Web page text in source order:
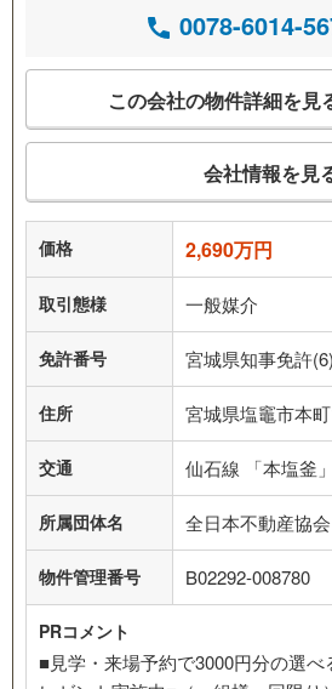
0078-6014-
この会社の物件詳細を見
会社情報を見
価格 2,690万円
取引態様 一般媒介
免許番号 宮城県知事免許
住所 宮城県塩竈市本
交通 仙石線 「本塩釜
所属団体名 全日本不動産協会
物件管理番号 B02292-008780
PRコメント
■見学・来場予約で3000円分の選